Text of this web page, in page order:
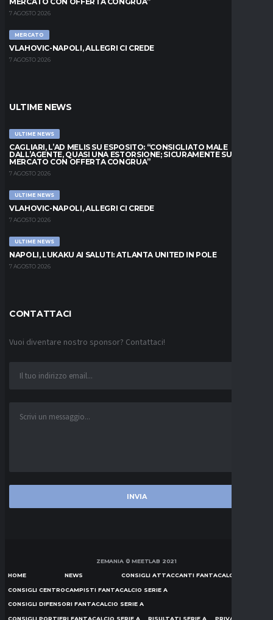
7 AGOSTO 2026
MERCATO
VLAHOVIC-NAPOLI, ALLEGRI CI CREDE
7 AGOSTO 2026
ULTIME NEWS
ULTIME NEWS
CAGLIARI, L’AD MELIS SU ESPOSITO: “CONSIGLIATO MALE
DALL’AGENTE, QUASI UNA ESTORSIONE; SICURAMENTE SUL
MERCATO CON OFFERTA CONGRUA”
7 AGOSTO 2026
ULTIME NEWS
VLAHOVIC-NAPOLI, ALLEGRI CI CREDE
7 AGOSTO 2026
ULTIME NEWS
NAPOLI, LUKAKU AI SALUTI: ATLANTA UNITED IN POLE
7 AGOSTO 2026
CONTATTACI
Vuoi diventare nostro sponsor? Contattaci!
ZEMANIA © MEETLAB 2021
HOME NEWS CONSIGLI ATTACCANTI FANTACALCIO SERIE A
CONSIGLI CENTROCAMPISTI FANTACALCIO SERIE A
CONSIGLI DIFENSORI FANTACALCIO SERIE A
CONSIGLI PORTIERI FANTACALCIO SERIE A RISULTATI SERIE A PRIVACY POLICY